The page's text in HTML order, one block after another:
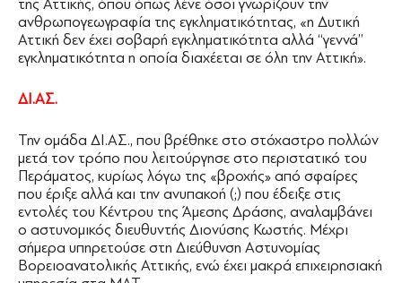
της Αττικής, όπου όπως λένε όσοι γνωρίζουν την
ανθρωπογεωγραφία της εγκληματικότητας, «η ∆υτική
Αττική δεν έχει σοβαρή εγκληματικότητα αλλά ‘‘γεννά’’
εγκληματικότητα η οποία διαχέεται σε όλη την Αττική».
∆Ι.ΑΣ.
Την ομάδα ∆Ι.ΑΣ., που βρέθηκε στο στόχαστρο πολλών
μετά τον τρόπο που λειτούργησε στο περιστατικό του
Περάματος, κυρίως λόγω της «βροχής» από σφαίρες
που έριξε αλλά και την ανυπακοή (;) που έδειξε στις
εντολές του Κέντρου της Άμεσης ∆ράσης, αναλαμβάνει
ο αστυνομικός διευθυντής ∆ιονύσης Κωστής. Μέχρι
σήμερα υπηρετούσε στη ∆ιεύθυνση Αστυνομίας
Βορειοανατολικής Αττικής, ενώ έχει μακρά επιχειρησιακή